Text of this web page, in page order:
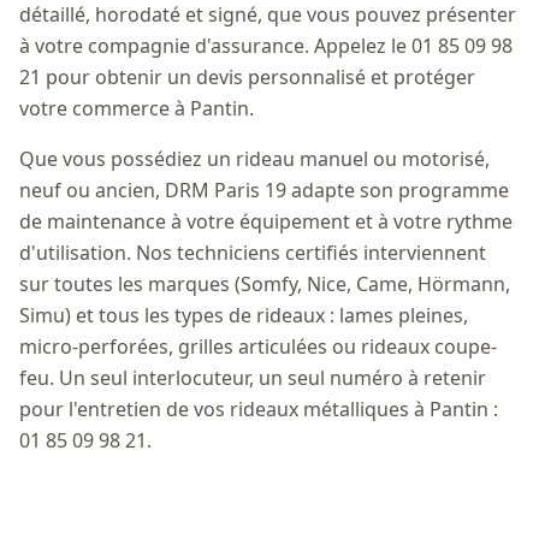
détaillé, horodaté et signé, que vous pouvez présenter
à votre compagnie d'assurance. Appelez le 01 85 09 98
21 pour obtenir un devis personnalisé et protéger
votre commerce à Pantin.
Que vous possédiez un rideau manuel ou motorisé,
neuf ou ancien, DRM Paris 19 adapte son programme
de maintenance à votre équipement et à votre rythme
d'utilisation. Nos techniciens certifiés interviennent
sur toutes les marques (Somfy, Nice, Came, Hörmann,
Simu) et tous les types de rideaux : lames pleines,
micro-perforées, grilles articulées ou rideaux coupe-
feu. Un seul interlocuteur, un seul numéro à retenir
pour l'entretien de vos rideaux métalliques à Pantin :
01 85 09 98 21.